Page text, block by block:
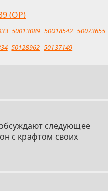
(OP)
50013089 50018542 50073655
50128962 50137149
следующее
с крафтом своих